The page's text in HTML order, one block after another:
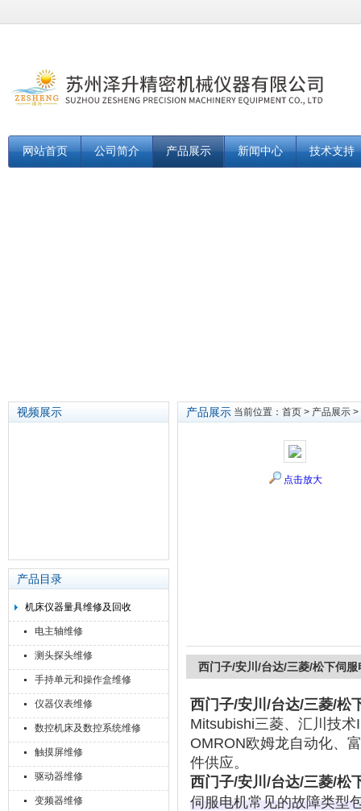
网站首页 公司简介 产品展示 新闻中心 技术支持
视频展示
产品目录
机床仪器量具维修及回收
电主轴维修
测头探头维修
手持单元和操作盒维修
仪器仪表维修
数控机床及数控系统维修
触摸屏维修
驱动器维修
变频器维修
产品展示 当前位置： 首页 > 产品展示 >
点击放大
西门子/安川/台达/三菱/松下伺服
西门子/安川/台达/三菱/松
Mitsubishi三菱、汇川技
OMRON欧姆龙自动化、
件供应。
西门子/安川/台达/三菱/松
伺服电机常见的故障类型